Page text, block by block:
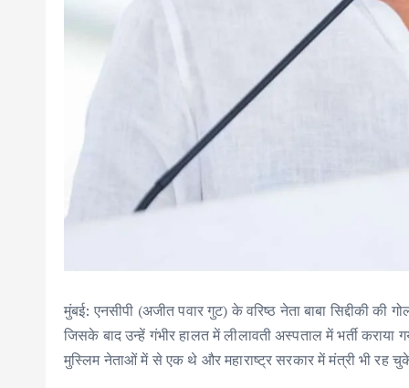
मुंबई: एनसीपी (अजीत पवार गुट) के वरिष्ठ नेता बाबा सिद्दीकी की
जिसके बाद उन्हें गंभीर हालत में लीलावती अस्पताल में भर्ती कराया
मुस्लिम नेताओं में से एक थे और महाराष्ट्र सरकार में मंत्री भी रह